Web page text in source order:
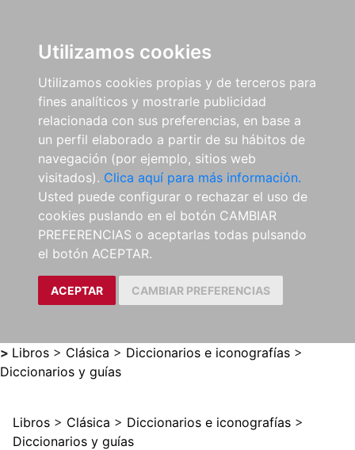
Utilizamos cookies
Utilizamos cookies propias y de terceros para
fines analíticos y mostrarle publicidad
relacionada con sus preferencias, en base a
un perfil elaborado a partir de su hábitos de
navegación (por ejemplo, sitios web
visitados). Clica aquí para más información.
Usted puede configurar o rechazar el uso de
cookies puslando en el botón CAMBIAR
PREFERENCIAS o aceptarlas todas pulsando
el botón ACEPTAR.
ACEPTAR CAMBIAR PREFERENCIAS
> Libros > Clásica > Diccionarios e iconografías >
Diccionarios y guías
Libros > Clásica > Diccionarios e iconografías >
Diccionarios y guías